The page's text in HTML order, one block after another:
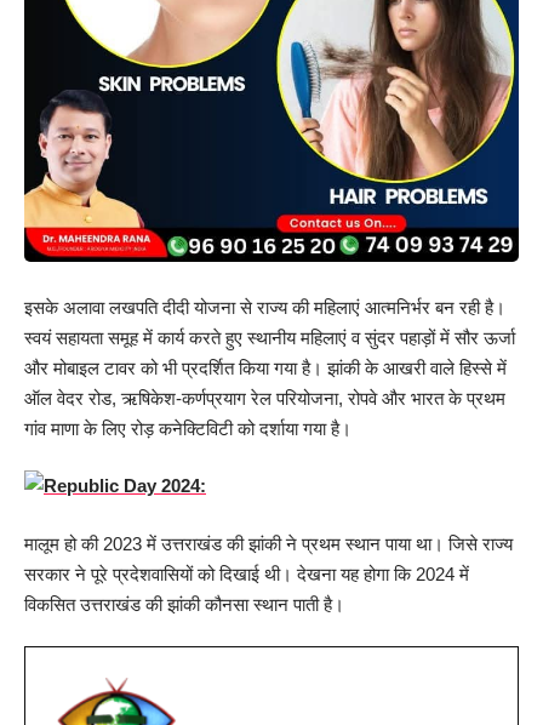
इसके अलावा लखपति दीदी योजना से राज्य की महिलाएं आत्मनिर्भर बन रही है।
स्वयं सहायता समूह में कार्य करते हुए स्थानीय महिलाएं व सुंदर पहाड़ों में सौर ऊर्जा
और मोबाइल टावर को भी प्रदर्शित किया गया है। झांकी के आखरी वाले हिस्से में
ऑल वेदर रोड, ऋषिकेश-कर्णप्रयाग रेल परियोजना, रोपवे और भारत के प्रथम
गांव माणा के लिए रोड़ कनेक्टिविटी को दर्शाया गया है।
मालूम हो की 2023 में उत्तराखंड की झांकी ने प्रथम स्थान पाया था। जिसे राज्य
सरकार ने पूरे प्रदेशवासियों को दिखाई थी। देखना यह होगा कि 2024 में
विकसित उत्तराखंड की झांकी कौनसा स्थान पाती है।